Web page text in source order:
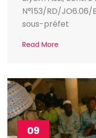
N°153/RD/
sous-préfet
Read More
09